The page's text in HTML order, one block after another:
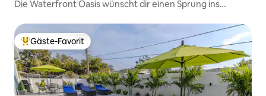
Die Waterfront Oasis wünscht dir einen Sprung ins
Beliebter Gäste-Favorit.
Gäste-Favorit